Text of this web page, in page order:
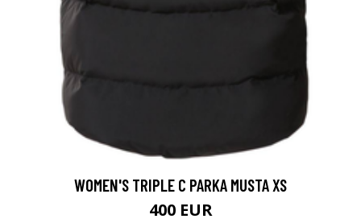
WOMEN'S TRIPLE C PARKA MUSTA XS
400 EUR